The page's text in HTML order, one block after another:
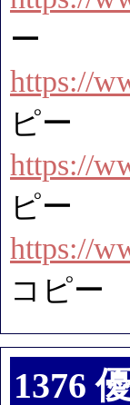
ー
https://
ピー
https://
ピー
https://
コピー
1376